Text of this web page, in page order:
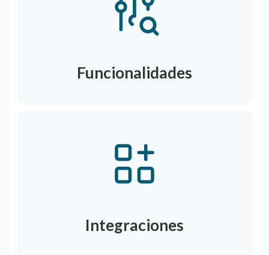
Funcionalidades
Integraciones